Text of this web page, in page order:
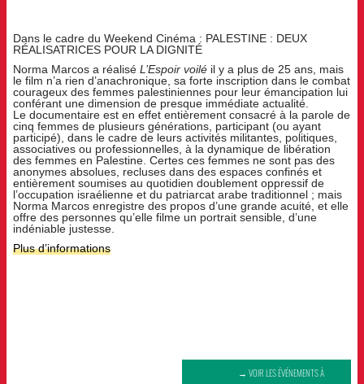
Dans le cadre du Weekend Cinéma : PALESTINE : DEUX
RÉALISATRICES POUR LA DIGNITÉ
Norma Marcos a réalisé L’Espoir voilé il y a plus de 25 ans, mais
le film n’a rien d’anachronique, sa forte inscription dans le combat
courageux des femmes palestiniennes pour leur émancipation lui
conférant une dimension de presque immédiate actualité.
Le documentaire est en effet entièrement consacré à la parole de
cinq femmes de plusieurs générations, participant (ou ayant
participé), dans le cadre de leurs activités militantes, politiques,
associatives ou professionnelles, à la dynamique de libération
des femmes en Palestine. Certes ces femmes ne sont pas des
anonymes absolues, recluses dans des espaces confinés et
entièrement soumises au quotidien doublement oppressif de
l’occupation israélienne et du patriarcat arabe traditionnel ; mais
Norma Marcos enregistre des propos d’une grande acuité, et elle
offre des personnes qu’elle filme un portrait sensible, d’une
indéniable justesse.
Plus d’informations
→ VOIR LES ÉVÉNEMENTS À